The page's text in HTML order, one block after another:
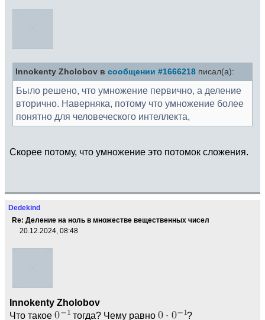
Innokenty Zholobov в сообщении #1666218 писал(а):
Было решено, что умножение первично, а деление
вторично. Наверняка, потому что умножение более
понятно для человеческого интеллекта,
Скорее потому, что умножение это потомок сложения.
Dedekind
Re: Деление на ноль в множестве вещественных чисел
20.12.2024, 08:48
Innokenty Zholobov
Что такое
тогда? Чему равно ?